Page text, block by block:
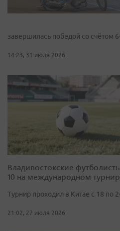
завершилась победой со счётом
14:23, 31 июля 2026
Владивостокские
10 на международном
Турнир проходил в Китае с 18 по
21:02, 27 июля 2026